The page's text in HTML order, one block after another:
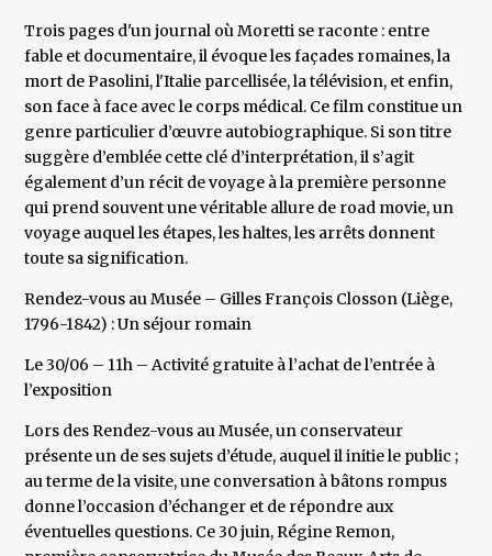
Trois pages d'un journal où Moretti se raconte : entre
fable et documentaire, il évoque les façades romaines, la
mort de Pasolini, l'Italie parcellisée, la télévision, et enfin,
son face à face avec le corps médical. Ce film constitue un
genre particulier d’œuvre autobiographique. Si son titre
suggère d’emblée cette clé d’interprétation, il s’agit
également d’un récit de voyage à la première personne
qui prend souvent une véritable allure de road movie, un
voyage auquel les étapes, les haltes, les arrêts donnent
toute sa signification.
Rendez-vous au Musée – Gilles François Closson (Liège,
1796-1842) : Un séjour romain
Le 30/06 – 11h – Activité gratuite à l’achat de l’entrée à
l’exposition
Lors des Rendez-vous au Musée, un conservateur
présente un de ses sujets d’étude, auquel il initie le public ;
au terme de la visite, une conversation à bâtons rompus
donne l’occasion d’échanger et de répondre aux
éventuelles questions. Ce 30 juin, Régine Remon,